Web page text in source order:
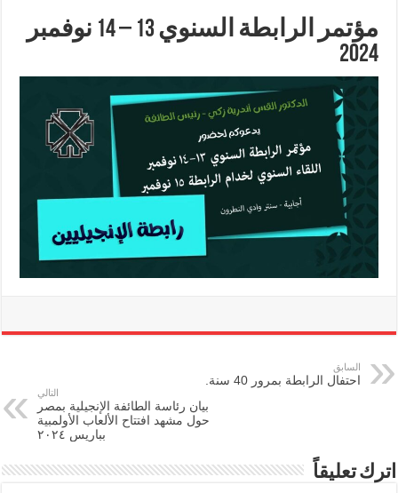
مؤتمر الرابطة السنوي 13 – 14 نوفمبر
2024
السابق
احتفال الرابطة بمرور 40 سنة.
التالي
بيان رئاسة الطائفة الإنجيلية بمصر
حول مشهد افتتاح الألعاب الأولمبية
بباريس ٢٠٢٤
اترك تعليقاً